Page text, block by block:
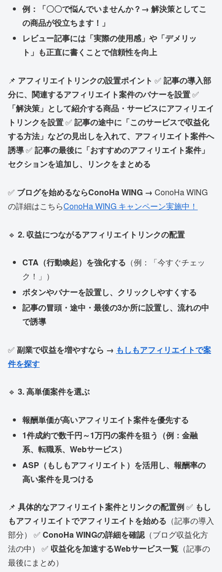
例：「〇〇で悩んでいませんか？→ 解決策としてこ
の商品が役立ちます！」
レビュー記事には「実際の使用感」や「デメリッ
ト」も正直に書くことで信頼性を向上
📌 アフィリエイトリンクの設置ポイント ✅ 記事の導入部
分に、関連するアフィリエイト案件のバナーを設置✅
「解決策」として紹介する商品・サービスにアフィリエイ
トリンクを設置✅ 記事の途中に「このサービスで収益化
する方法」などの見出しを入れて、アフィリエイト案件へ
誘導✅ 記事の最後に「おすすめのアフィリエイト案件」
セクションを追加し、リンクをまとめる
✅ ブログを始めるならConoHa WING → ConoHa WING
の詳細はこちらConoHa WING キャンペーン実施中！
🔹 2. 収益につながるアフィリエイトリンクの配置
CTA（行動喚起）を強化する （例：「今すぐチェッ
ク！」）
ボタンやバナーを設置し、クリックしやすくする
記事の冒頭・途中・最後の3か所に設置し、流れの中
で誘導
✅ 副業で収益を増やすなら → もしもアフィリエイトで案
件を探す
🔹 3. 高単価案件を選ぶ
報酬単価が高いアフィリエイト案件を優先する
1件成約で数千円～1万円の案件を狙う（例：金融
系、転職系、Webサービス）
ASP（もしもアフィリエイト）を活用し、報酬率の
高い案件を見つける
📌 具体的なアフィリエイト案件とリンクの配置例✅ もし
もアフィリエイトでアフィリエイトを始める （記事の導入
部分） ✅ ConoHa WINGの詳細を確認（ブログ収益化方
法の中） ✅ 収益化を加速するWebサービス一覧 （記事の
最後にまとめ）